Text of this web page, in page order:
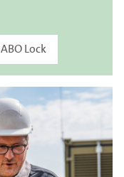
ABO Lock